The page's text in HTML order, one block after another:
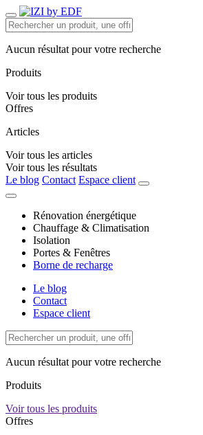
Aucun résultat pour votre recherche
Produits
Voir tous les produits
Offres
Articles
Voir tous les articles
Voir tous les résultats
Le blog Contact Espace client
Rénovation énergétique
Chauffage & Climatisation
Isolation
Portes & Fenêtres
Borne de recharge
Le blog
Contact
Espace client
Aucun résultat pour votre recherche
Produits
Voir tous les produits
Offres